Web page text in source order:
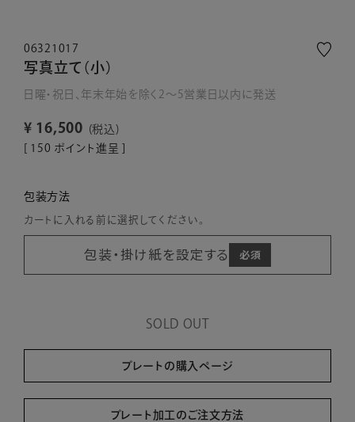
06321017
写真立て（小）
日曜・祝日、年末年始を除く2～5営業日以内に発送
¥ 16,500
税込
[ 150 ポイント進呈 ]
包装方法
カートに入れる前に選択してください。
包装・掛け紙を設定する
SOLD OUT
プレートの購入ページ
プレート加工のご注文方法